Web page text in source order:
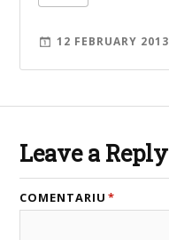
12 FEBRUARY 2013
Leave a Reply
COMENTARIU *